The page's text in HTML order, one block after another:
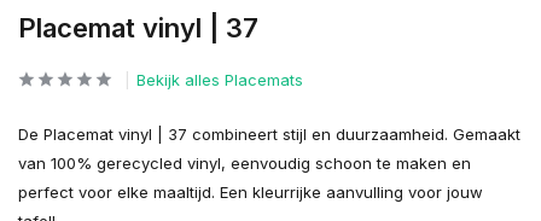
Placemat vinyl | 37
Bekijk alles Placemats
De Placemat vinyl | 37 combineert stijl en duurzaamheid. Gemaakt
van 100% gerecycled vinyl, eenvoudig schoon te maken en
perfect voor elke maaltijd. Een kleurrijke aanvulling voor jouw